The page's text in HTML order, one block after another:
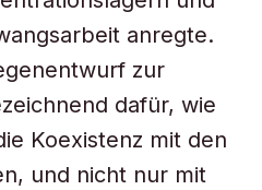
anregte.
zur
dafür, wie
Koexistenz mit den
und nicht nur mit